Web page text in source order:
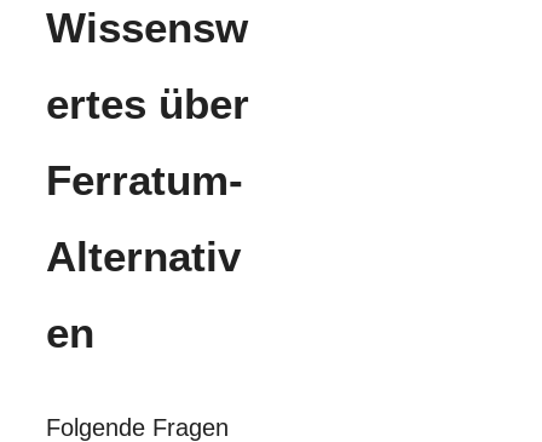
Wissensw
ertes über
Ferratum-
Alternativ
en
Folgende Fragen